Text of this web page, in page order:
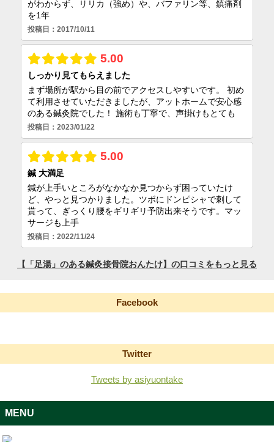
Facebook
Twitter
Tweets by asiyuontake
MENU